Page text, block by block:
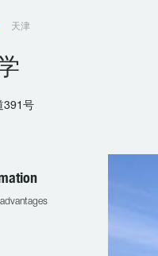
天津
391号